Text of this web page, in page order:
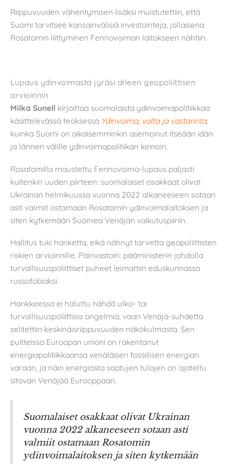
Riippuvuuden vähentymisen lisäksi muistutettiin, että
Suomi tarvitsee kansainvälisiä investointeja, jollaisena
Rosatomin liittyminen Fennovoiman laitokseen nähtiin.
Lupaus ydinvoimasta jyräsi alleen geopoliittisen
arvioinnin
Milka Sunell kirjoittaa suomalaista ydinvoimapolitiikkaa
käsittelevässä teoksessa Ydinvoima, valta ja vastarinta,
kuinka Suomi on aikaisemminkin asemoinut itseään idän
ja lännen välille ydinvoimapolitiikan keinoin.
Rosatomilla maustettu Fennovoima-lupaus paljasti
kuitenkin uuden piirteen: suomalaiset osakkaat olivat
Ukrainan helmikuussa vuonna 2022 alkaneeseen sotaan
asti valmiit ostamaan Rosatomin ydinvoimalaitoksen ja
siten kytkemään Suomea Venäjän vaikutuspiiriin.
Hallitus tuki hanketta, eikä nähnyt tarvetta geopoliittisten
riskien arvioinnille. Päinvastoin: pääministerin johdolla
turvallisuuspoliittiset puheet leimattiin eduskunnassa
russofobiaksi.
Hankkeessa ei haluttu nähdä ulko- tai
turvallisuuspoliittisia ongelmia, vaan Venäjä-suhdetta
selitettiin keskinäisriippuvuuden näkökulmasta. Sen
puitteissa Euroopan unioni on rakentanut
energiapolitiikkaansa venäläisen fossiilisen energian
varaan, ja näin energiasta saatujen tulojen on ajateltu
sitovan Venäjää Eurooppaan.
Suomalaiset osakkaat olivat Ukrainan
vuonna 2022 alkaneeseen sotaan asti
valmiit ostamaan Rosatomin
ydinvoimalaitoksen ja siten kytkemään